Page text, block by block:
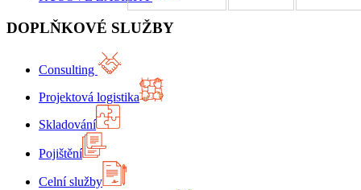
DOPLŇKOVÉ SLUŽBY
Consulting
Projektová logistika
Skladování
Pojištění
Celní služby